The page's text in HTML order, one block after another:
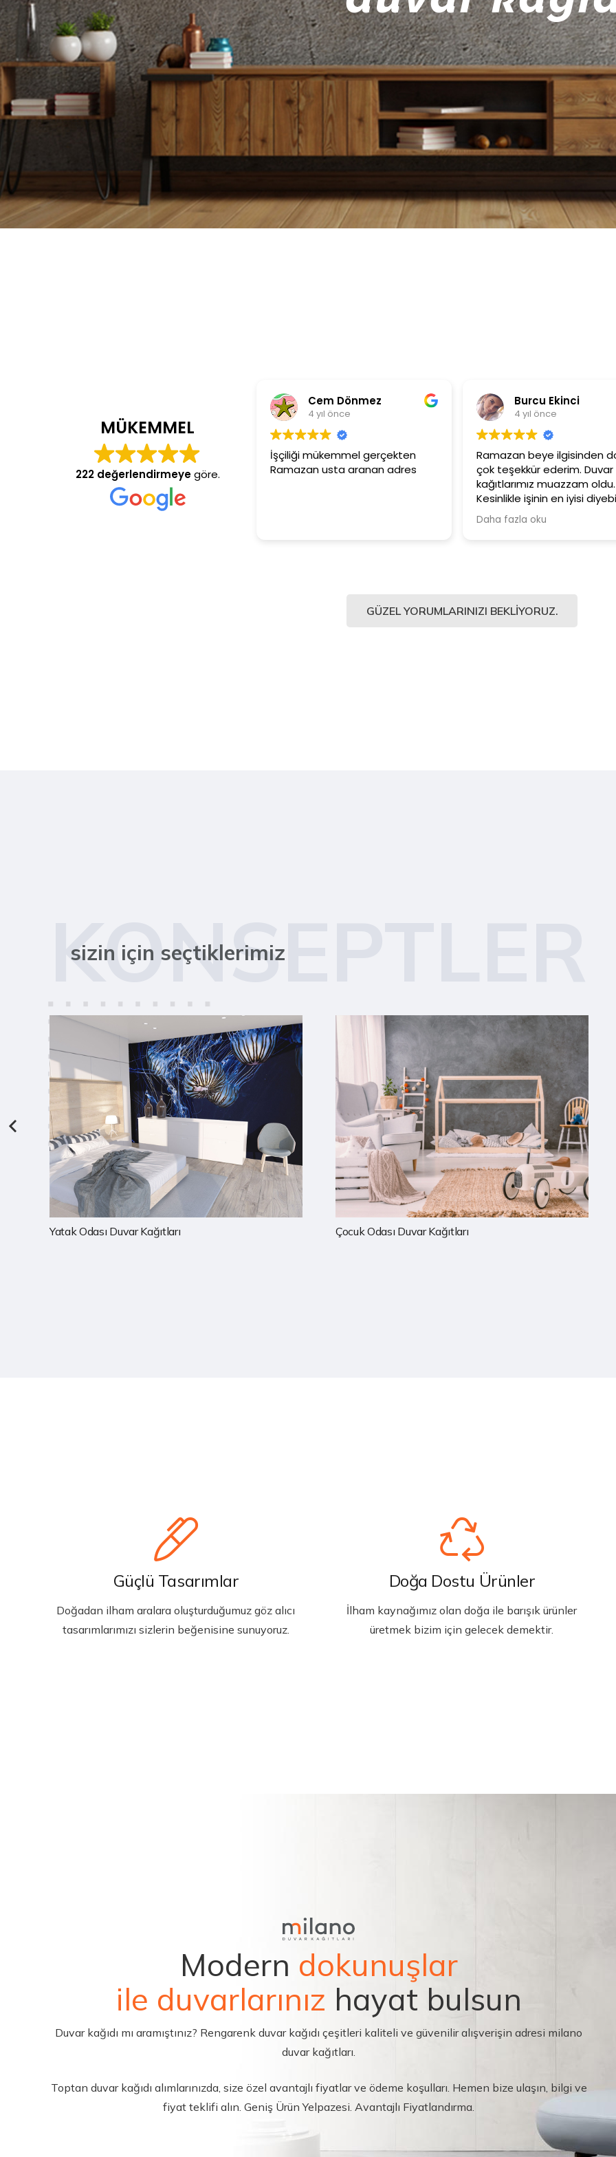
MÜKEMMEL
222 değerlendirmeyegöre.
Cem Dönmez
4 yıl önce
İşçiliği mükemmel gerçekten
Ramazan usta aranan adres
Burcu Ekinci
4 yıl önce
Ramazan beye ilgisinden dolayı
çok teşekkür ederim. Duvar
kağıtlarımız muazzam oldu.
Kesinlikle işinin en iyisi diyebilirim.
Şiddetle tavsiye ediyorum.
Daha fazla oku
GÜZEL YORUMLARINIZI BEKLIYORUZ.
KONSEPTLER
sizin için seçtiklerimiz
Çocuk Odası Duvar Kağıtları Mutfak Duvar Kağıtları
Güçlü Tasarımlar
Doğadan ilham aralara oluşturduğumuz göz alıcı
tasarımlarımızı sizlerin beğenisine sunuyoruz.
Doğa Dostu Ürünler
İlham kaynağımız olan doğa ile barışık ürünler
üretmek bizim için gelecek demektir.
Modern dokunuşlar
ile duvarlarınız hayat bulsun
Duvar kağıdı mı aramıştınız? Rengarenk duvar kağıdı çeşitleri kaliteli ve güvenilir alışverişin adresi milano
duvar kağıtları.
Toptan duvar kağıdı alımlarınızda, size özel avantajlı fiyatlar ve ödeme koşulları. Hemen bize ulaşın, bilgi ve
fiyat teklifi alın. Geniş Ürün Yelpazesi. Avantajlı Fiyatlandırma.